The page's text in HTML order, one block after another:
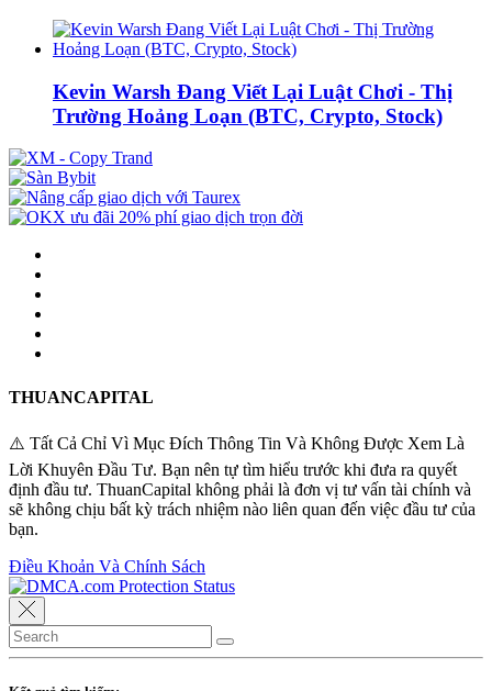
Kevin Warsh Đang Viết Lại Luật Chơi - Thị
Trường Hoảng Loạn (BTC, Crypto, Stock)
THUANCAPITAL
⚠️ Tất Cả Chỉ Vì Mục Đích Thông Tin Và Không Được Xem Là
Lời Khuyên Đầu Tư. Bạn nên tự tìm hiểu trước khi đưa ra quyết
định đầu tư. ThuanCapital không phải là đơn vị tư vấn tài chính và
sẽ không chịu bất kỳ trách nhiệm nào liên quan đến việc đầu tư của
bạn.
Điều Khoản Và Chính Sách